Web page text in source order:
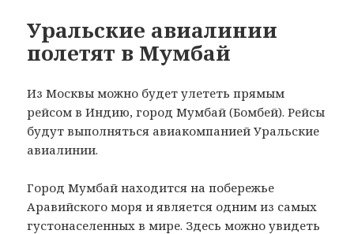
Уральские авиалинии
полетят в Мумбай
Из Москвы можно будет улететь прямым
рейсом в Индию, город Мумбай (Бомбей). Рейсы
будут выполняться авиакомпанией Уральские
авиалинии.
Город Мумбай находится на побережье
Аравийского моря и является одним из самых
густонаселенных в мире. Здесь можно увидеть